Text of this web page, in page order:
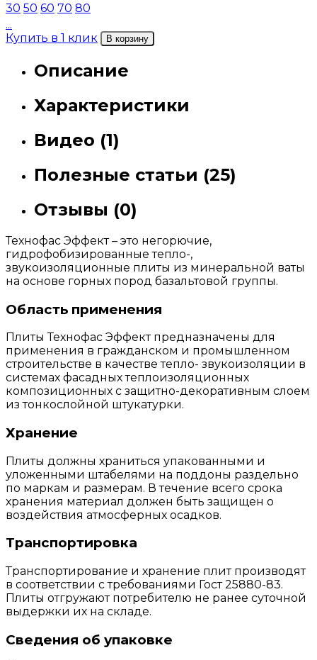
30 50 60 70 80
...
Купить в 1 клик
В корзину
Описание
Характеристики
Видео (1)
Полезные статьи (25)
Отзывы (0)
Технофас Эффект – это негорючие,
гидрофобизированные тепло-,
звукоизоляционные плиты из минеральной ваты
на основе горных пород базальтовой группы.
Область применения
Плиты Технофас Эффект предназначены для
применения в гражданском и промышленном
строительстве в качестве тепло- звукоизоляции в
системах фасадных теплоизоляционных
композиционных с защитно-декоративным слоем
из тонкослойной штукатурки.
Хранение
Плиты должны храниться упакованными и
уложенными штабелями на поддоны раздельно
по маркам и размерам. В течение всего срока
хранения материал должен быть защищен о
воздействия атмосферных осадков.
Транспортировка
Транспортирование и хранение плит производят
в соответствии с требованиями Гост 25880-83.
Плиты отгружают потребителю не ранее суточной
выдержки их на складе.
Сведения об упаковке